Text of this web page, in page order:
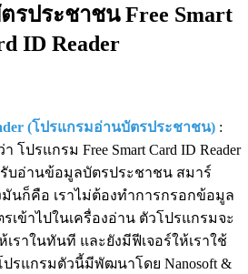
รประชาชน Free Smart
ID Reader
(โปรแกรมอ่านบัตรประชาชน) :
ปรแกรม Free Smart Card ID Reader
บอ่านข้อมูลบัตรประชาชน สมาร์
นก็คือ เราไม่ต้องทำการกรอกข้อมูล
รเข้าไปในเครื่องอ่าน ตัวโปรแกรมจะ
ราในทันที และยังมีฟีเจอร์ให้เราใช้
ปรแกรมตัวนี้มีพัฒนาโดย Nanosoft &